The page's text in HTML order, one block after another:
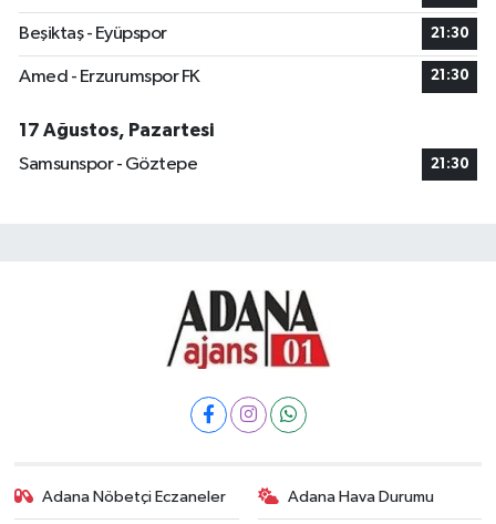
Beşiktaş - Eyüpspor 21:30
Amed - Erzurumspor FK 21:30
17 Ağustos, Pazartesi
Samsunspor - Göztepe
21:30
Adana Nöbetçi Eczaneler Adana Hava Durumu